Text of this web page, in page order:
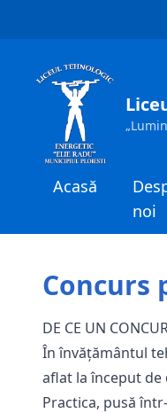
Acasă
noi
Concurs
DE CE UN
În învățământul
aflat la început
Practica, pusă